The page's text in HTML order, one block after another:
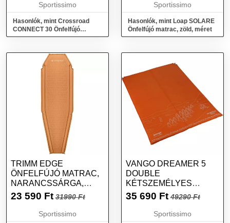
Sportissimo
Hasonlók, mint Crossroad
CONNECT 30 Önfelfújó
matrac, kék, méret
Sportissimo
Hasonlók, mint Loap SOLARE
Önfelfújó matrac, zöld, méret
TRIMM EDGE
ÖNFELFÚJÓ MATRAC,
NARANCSSÁRGA,
MÉRET
23 590 Ft 31990 Ft
Sportissimo
VANGO DREAMER 5
DOUBLE
KÉTSZEMÉLYES
ÖNFELFÚJÓ MATRAC,
MÉRET
35 690 Ft 49290 Ft
Sportissimo